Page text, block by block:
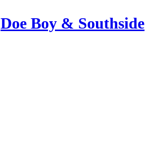
Doe Boy & Southside